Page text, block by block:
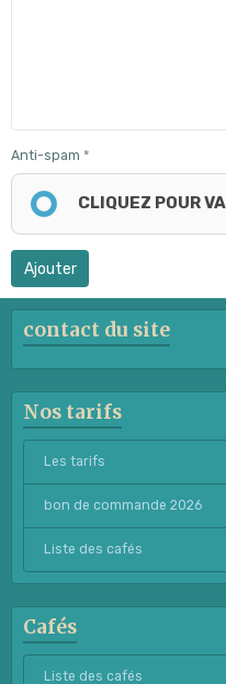
Anti-spam
CLIQUEZ POUR
Ajouter
contact du site
Nos tarifs
Les tarifs
bon de commande 2026
Liste des cafés
Cafés
Liste des cafés